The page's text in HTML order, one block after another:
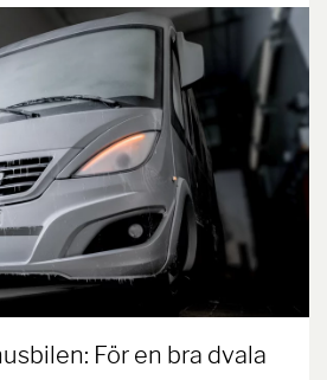
För en bra dvala